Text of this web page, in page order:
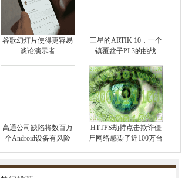
谷歌幻灯片使得更容易
谈论演示者
三星的ARTIK 10，一个
镇覆盆子PI 3的挑战
高通公司缺陷将数百万
个Android设备有风险
HTTPS劫持点击欺诈僵
尸网络感染了近100万台